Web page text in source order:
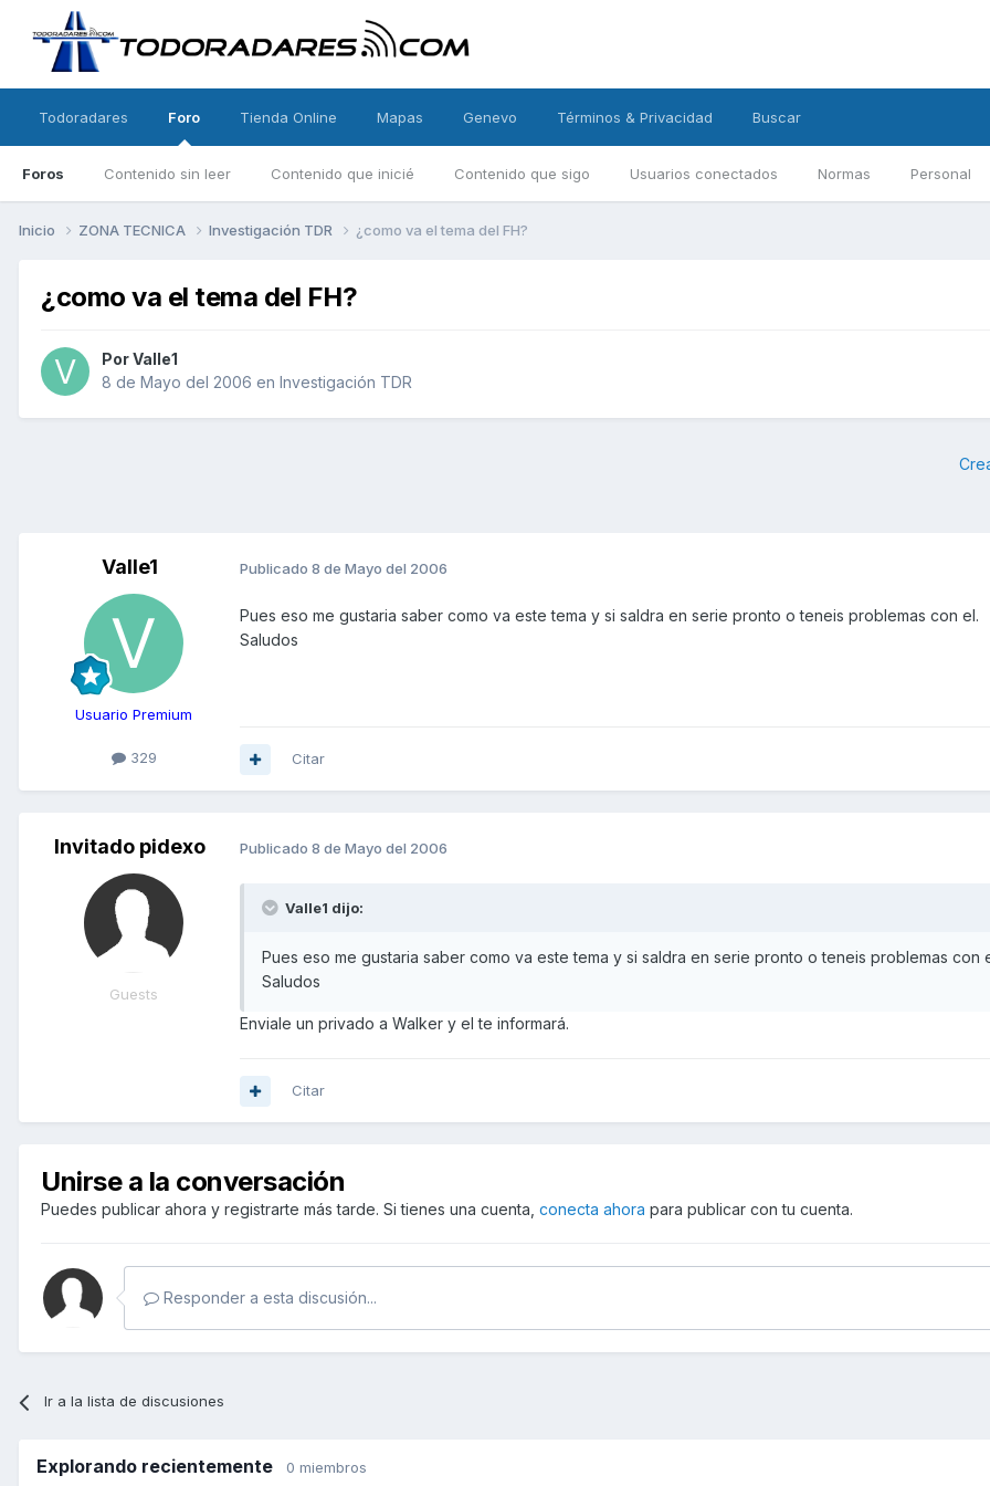
Todoradares Foro
Foros Contenido sin leer Contenido que inicié Contenido que sigo Usuarios conectados Normas Personal
Tienda Online Mapas Genevo Términos & Privacidad Buscar
Inicio ZONA TECNICA Investigación TDR ¿como va el tema del FH?
¿como va el tema del FH?
PorValle1
8 de Mayo del 2006 en Investigación TDR
Valle1
Usuario Premium
329
Publicado 8 de Mayo del 2006
Pues eso me gustaria saber como va este tema y si saldra en serie pronto o teneis problemas con el.
Saludos
Citar
Invitado pidexo
Guests
Publicado 8 de Mayo del 2006
Valle1 dijo:
Pues eso me gustaria saber como va este tema y si saldra en serie pronto o teneis problemas con
Saludos
Enviale un privado a Walker y el te informará.
Citar
Unirse a la conversación
Puedes publicar ahora y registrarte más tarde. Si tienes una cuenta, conecta ahora para publicar con tu cuenta.
Responder a esta discusión...
Ir a la lista de discusiones
Explorando recientemente 0 miembros